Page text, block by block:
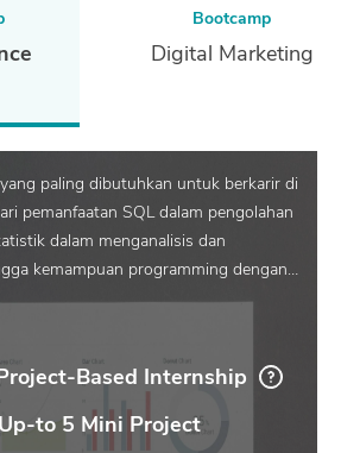
Bootcamp
Digital Marketing
paling dibutuhkan untuk berkarir di
pemanfaatan SQL dalam pengolahan
dalam menganalisis dan
kemampuan programming dengan
model machine learning dari
relevan dengan industri, serta
tools untuk berkolaborasi.
Based Internship
Up-to 5 Mini Project